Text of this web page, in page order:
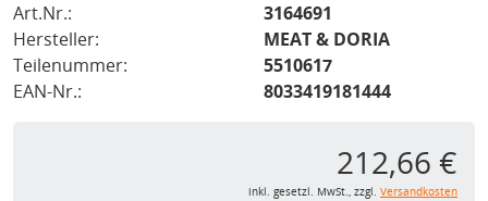
Art.Nr.:
3164691
Hersteller:
MEAT & DORIA
Teilenummer:
5510617
EAN-Nr.:
8033419181444
212,66 €
inkl. gesetzl. MwSt., zzgl. Versandkosten